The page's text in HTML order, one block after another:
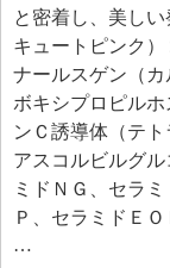
と密着し、美しい
キュートピンク）
ナールスゲン（
ボキシプロピル
ンＣ誘導体（テ
アスコルビルグ
ミドＮＧ、セラ
Ｐ、セラミドＥ
にハリ、潤いを与